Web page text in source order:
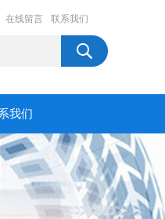
在线留言 联系我们
我们